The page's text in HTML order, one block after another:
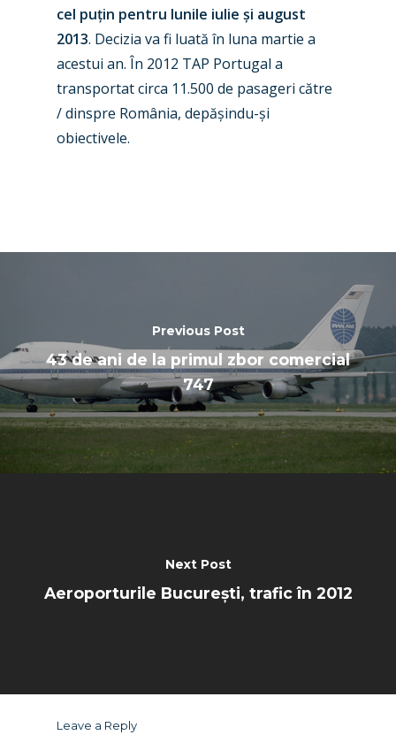
cel puțin pentru lunile iulie și august
2013. Decizia va fi luată în luna martie a
acestui an. În 2012 TAP Portugal a
transportat circa 11.500 de pasageri către
/ dinspre România, depășindu-și
obiectivele.
Previous Post
43 de ani de la primul zbor comercial
747
Next Post
Aeroporturile București, trafic în 2012
Leave a Reply